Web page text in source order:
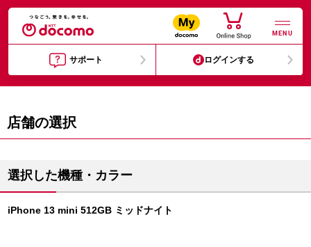
MENU
サポート ログインする
店舗の選択
選択した機種・カラー
iPhone 13 mini 512GB ミッドナイト